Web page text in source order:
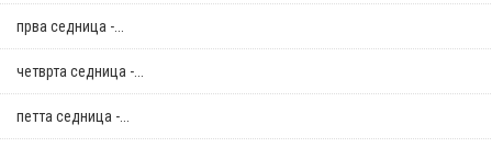
прва седница -...
четврта седница -...
петта седница -...